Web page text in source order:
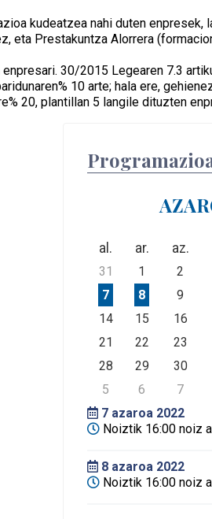
kudeatzea nahi duten enpresek,
eta Prestakuntza Alorrera
30/2015 Legearen 7.3
10 arte; hala ere,
20, plantillan 5 langile dituzten
al. ar. az.
31 1 2
7
8 9
14
15 16
21
22 23
28
29 30
5
6 7
7 azaroa 2022
Noiztik 16:00 noiz
8 azaroa 2022
Noiztik 16:00 noiz